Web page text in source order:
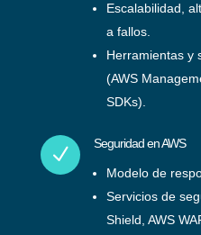
Escalabilidad,
a fallos.
Herramientas y
(AWS
SDKs).
N Seguridad en AWS
Modelo de
Servicios de
Shield, AWS